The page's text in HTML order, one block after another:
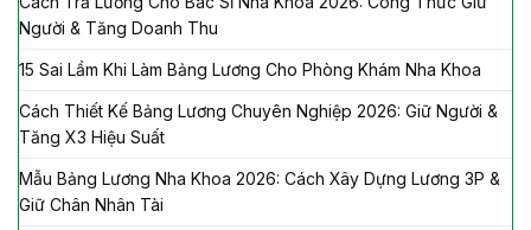
Người & Tăng Doanh Thu
15 Sai Lầm Khi Làm Bảng Lương Cho Phòng Khám Nha Khoa
Cách Thiết Kế Bảng Lương Chuyên Nghiệp 2026: Giữ Người &
Tăng X3 Hiệu Suất
Mẫu Bảng Lương Nha Khoa 2026: Cách Xây Dựng Lương 3P &
Giữ Chân Nhân Tài